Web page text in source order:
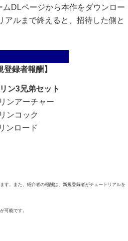
DLページから本作をダウンロー
アルまで終えると、招待した側と
登録者報酬】
ン3兄弟セット
ンアーチャー
ンコック
ンロード
す。また、紹介者の報酬は、新規登録者がチュートリアルを
可能です。